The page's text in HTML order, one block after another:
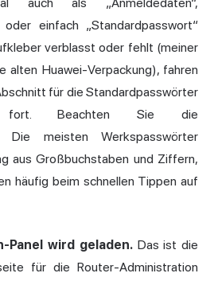
oder einfach „Standardpasswort“
verblasst oder fehlt (meiner
alten Huawei-Verpackung), fahren
für die Standardpasswörter
fort. Beachten Sie die
Die meisten Werkspasswörter
aus Großbuchstaben und Ziffern,
häufig beim schnellen Tippen auf
Panel wird geladen.Das ist die
für die Router-Administration